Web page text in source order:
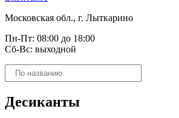
Московская обл., г. Лыткарино
Пн-Пт: 08:00 до 18:00
Сб-Вс: выходной
Поиск
товаров
Десиканты